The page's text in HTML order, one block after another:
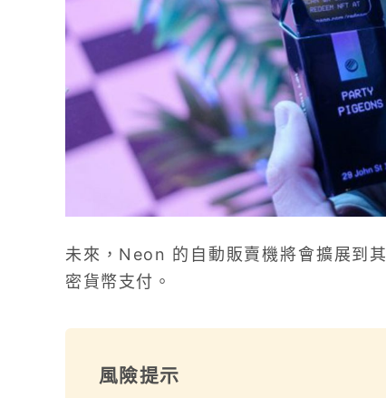
未來，Neon 的自動販賣機將會擴展到
密貨幣支付。
風險提示